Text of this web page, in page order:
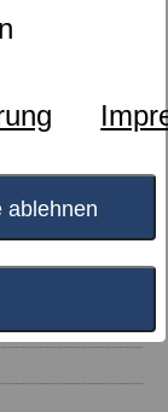
ablehnen